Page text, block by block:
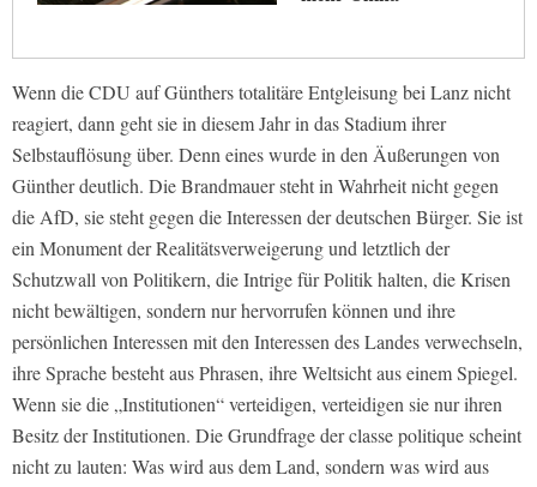
Wenn die CDU auf Günthers totalitäre Entgleisung bei Lanz nicht
reagiert, dann geht sie in diesem Jahr in das Stadium ihrer
Selbstauflösung über. Denn eines wurde in den Äußerungen von
Günther deutlich. Die Brandmauer steht in Wahrheit nicht gegen
die AfD, sie steht gegen die Interessen der deutschen Bürger. Sie ist
ein Monument der Realitätsverweigerung und letztlich der
Schutzwall von Politikern, die Intrige für Politik halten, die Krisen
nicht bewältigen, sondern nur hervorrufen können und ihre
persönlichen Interessen mit den Interessen des Landes verwechseln,
ihre Sprache besteht aus Phrasen, ihre Weltsicht aus einem Spiegel.
Wenn sie die „Institutionen“ verteidigen, verteidigen sie nur ihren
Besitz der Institutionen. Die Grundfrage der classe politique scheint
nicht zu lauten: Was wird aus dem Land, sondern was wird aus